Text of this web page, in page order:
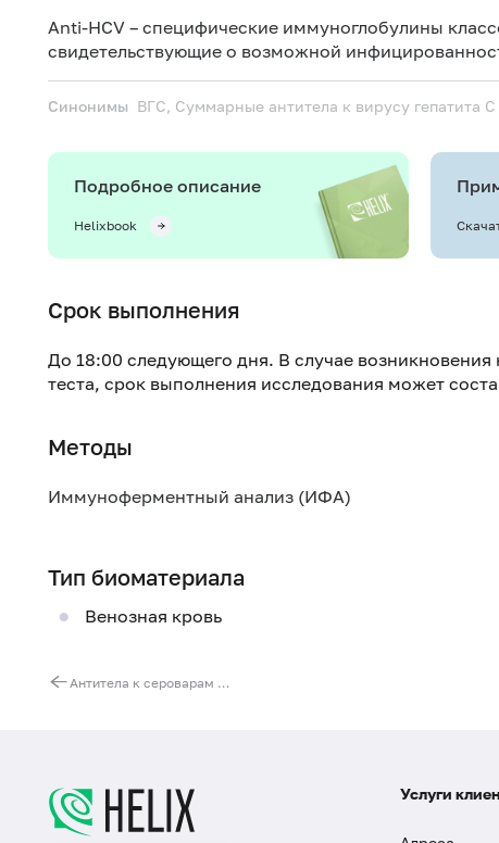
Anti-HCV – специфические иммуноглобулины
свидетельствующие о возможной
Синонимы ВГС, Суммарные антитела к вирусу гепатита С
Подробное описание
Helixbook
Срок выполнения
До 18:00 следующего дня. В случае
теста, срок выполнения исследования может
Методы
Иммуноферментный анализ (ИФА)
Тип биоматериала
Венозная кровь
Антитела к сероварам A, B, C1, C2, D, E сальмонелл (Salmonella spp.)
Услуги